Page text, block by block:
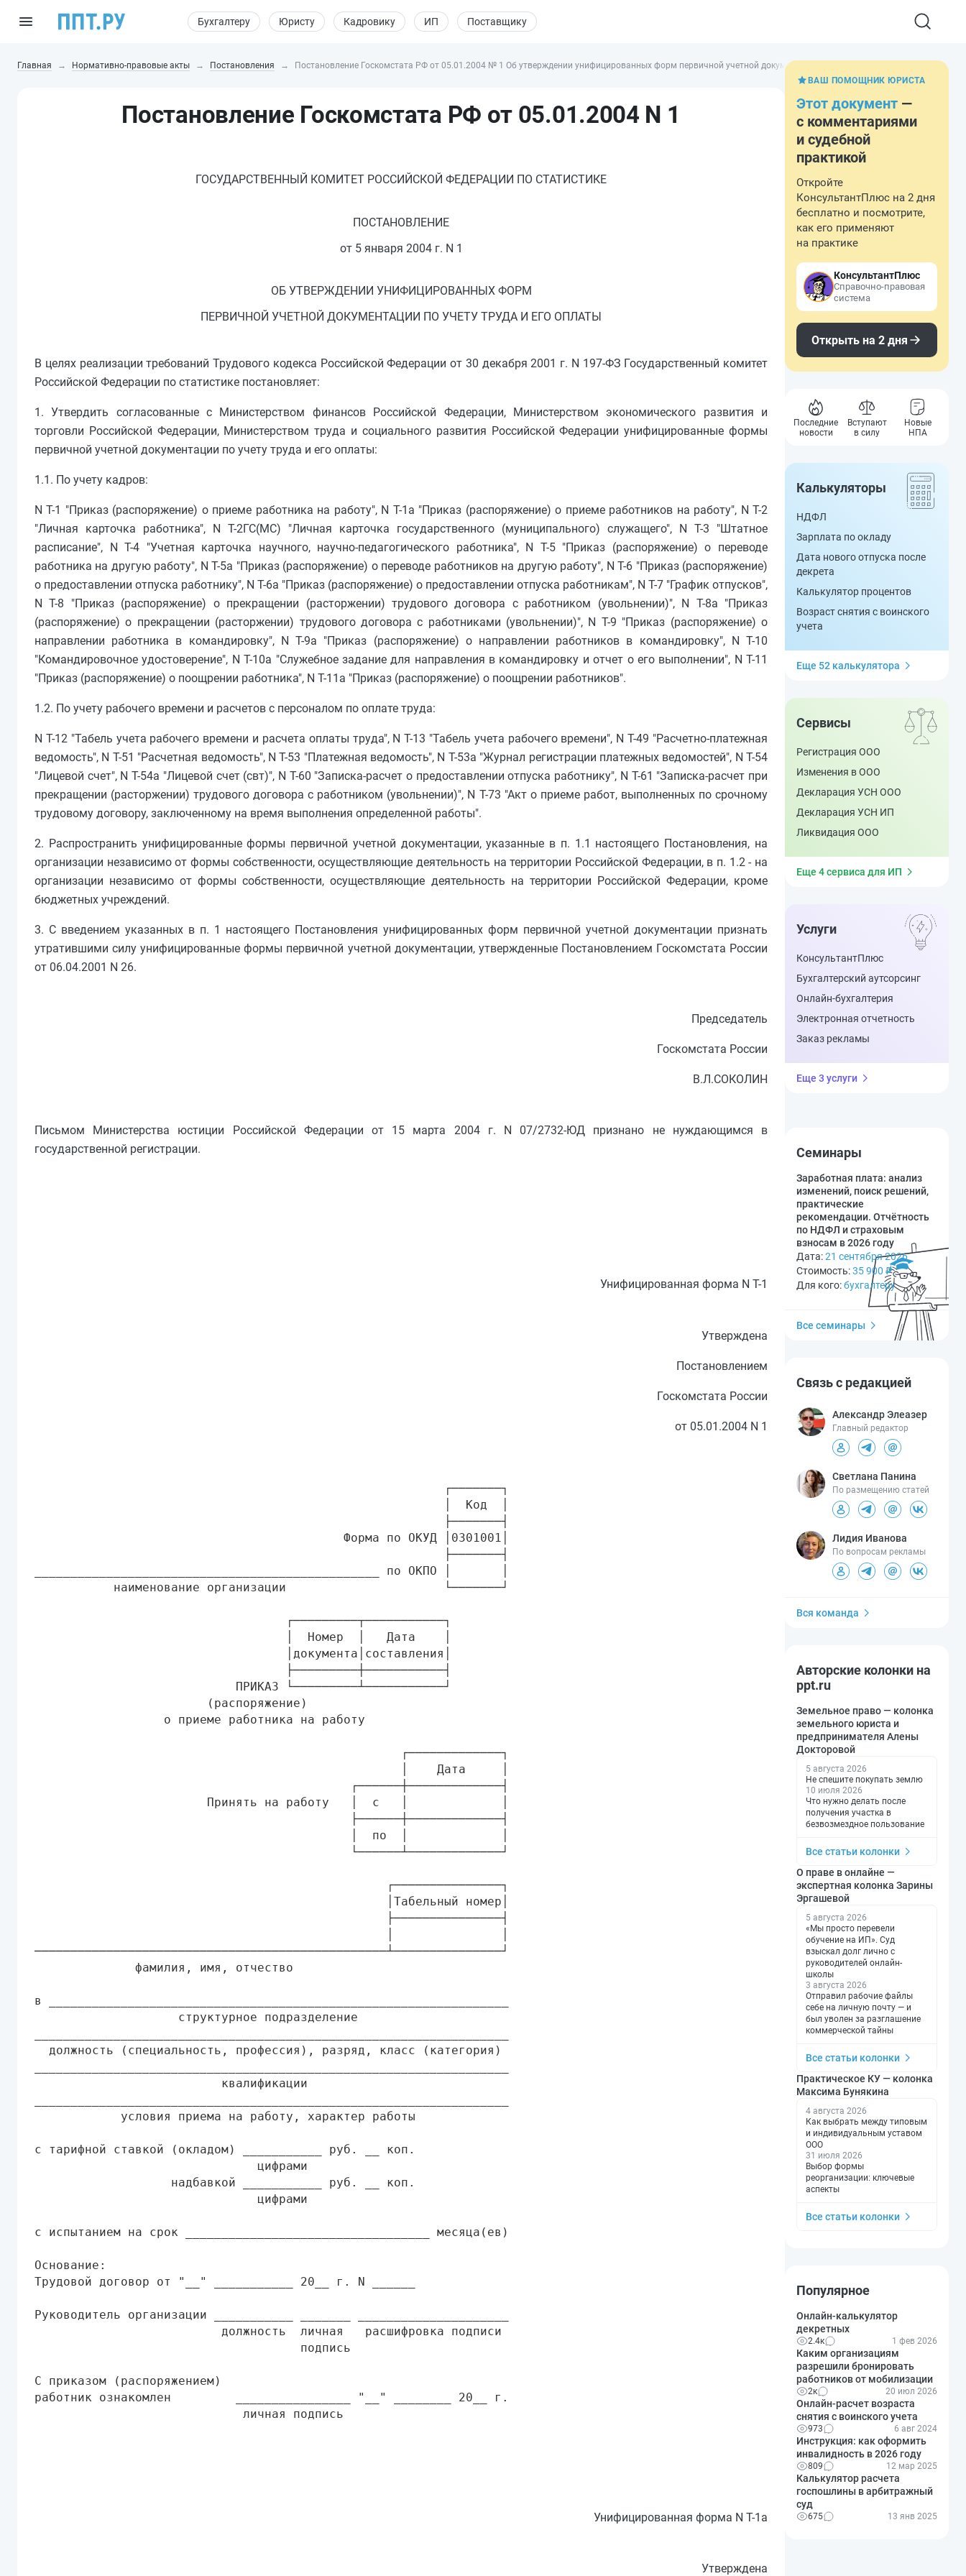
Бухгалтеру Юристу Кадровику ИП Поставщику
Главная Нормативно-правовые акты Постановления Постановление Госкомстата РФ от 05.01.2004 № 1 Об утверждении унифицированных форм первичной учетной документации по учету труда и его оплаты
Постановление Госкомстата РФ от 05.01.2004 N 1
ГОСУДАРСТВЕННЫЙ КОМИТЕТ РОССИЙСКОЙ ФЕДЕРАЦИИ ПО СТАТИСТИКЕ
ПОСТАНОВЛЕНИЕ
от 5 января 2004 г. N 1
ОБ УТВЕРЖДЕНИИ УНИФИЦИРОВАННЫХ ФОРМ
ПЕРВИЧНОЙ УЧЕТНОЙ ДОКУМЕНТАЦИИ ПО УЧЕТУ ТРУДА И ЕГО ОПЛАТЫ
В целях реализации требований Трудового кодекса Российской Федерации от 30 декабря 2001 г. N 197-ФЗ Государственный комитет
Российской Федерации по статистике постановляет:
1. Утвердить согласованные с Министерством финансов Российской Федерации, Министерством экономического развития и
торговли Российской Федерации, Министерством труда и социального развития Российской Федерации унифицированные формы
первичной учетной документации по учету труда и его оплаты:
1.1. По учету кадров:
N Т-1 "Приказ (распоряжение) о приеме работника на работу", N Т-1а "Приказ (распоряжение) о приеме работников на работу", N Т-2
"Личная карточка работника", N Т-2ГС(МС) "Личная карточка государственного (муниципального) служащего", N Т-3 "Штатное
расписание", N Т-4 "Учетная карточка научного, научно-педагогического работника", N Т-5 "Приказ (распоряжение) о переводе
работника на другую работу", N Т-5а "Приказ (распоряжение) о переводе работников на другую работу", N Т-6 "Приказ (распоряжение)
о предоставлении отпуска работнику", N Т-6а "Приказ (распоряжение) о предоставлении отпуска работникам", N Т-7 "График отпусков",
N Т-8 "Приказ (распоряжение) о прекращении (расторжении) трудового договора с работником (увольнении)", N Т-8а "Приказ
(распоряжение) о прекращении (расторжении) трудового договора с работниками (увольнении)", N Т-9 "Приказ (распоряжение) о
направлении работника в командировку", N Т-9а "Приказ (распоряжение) о направлении работников в командировку", N Т-10
"Командировочное удостоверение", N Т-10а "Служебное задание для направления в командировку и отчет о его выполнении", N Т-11
"Приказ (распоряжение) о поощрении работника", N Т-11а "Приказ (распоряжение) о поощрении работников".
1.2. По учету рабочего времени и расчетов с персоналом по оплате труда:
N Т-12 "Табель учета рабочего времени и расчета оплаты труда", N Т-13 "Табель учета рабочего времени", N Т-49 "Расчетно-платежная
ведомость", N Т-51 "Расчетная ведомость", N Т-53 "Платежная ведомость", N Т-53а "Журнал регистрации платежных ведомостей", N Т-54
"Лицевой счет", N Т-54а "Лицевой счет (свт)", N Т-60 "Записка-расчет о предоставлении отпуска работнику", N Т-61 "Записка-расчет при
прекращении (расторжении) трудового договора с работником (увольнении)", N Т-73 "Акт о приеме работ, выполненных по срочному
трудовому договору, заключенному на время выполнения определенной работы".
2. Распространить унифицированные формы первичной учетной документации, указанные в п. 1.1 настоящего Постановления, на
организации независимо от формы собственности, осуществляющие деятельность на территории Российской Федерации, в п. 1.2 - на
организации независимо от формы собственности, осуществляющие деятельность на территории Российской Федерации, кроме
бюджетных учреждений.
3. С введением указанных в п. 1 настоящего Постановления унифицированных форм первичной учетной документации признать
утратившими силу унифицированные формы первичной учетной документации, утвержденные Постановлением Госкомстата России
от 06.04.2001 N 26.
Председатель
Госкомстата России
В.Л.СОКОЛИН
Письмом Министерства юстиции Российской Федерации от 15 марта 2004 г. N 07/2732-ЮД признано не нуждающимся в
государственной регистрации.
Унифицированная форма N Т-1
Утверждена
Постановлением
Госкомстата России
от 05.01.2004 N 1
                                                         ┌───────┐
                                                         │  Код  │
                                                         ├───────┤
                                           Форма по ОКУД │0301001│
                                                         ├───────┤
________________________________________________ по ОКПО │       │
           наименование организации                      └───────┘
                                   ┌─────────┬───────────┐
                                   │  Номер  │   Дата    │
                                   │документа│составления│
                                   ├─────────┼───────────┤
                            ПРИКАЗ └─────────┴───────────┘
                        (распоряжение)
                  о приеме работника на работу
                                                   ┌─────────────┐
                                                   │    Дата     │
                                            ┌──────┼─────────────┤
                        Принять на работу   │  с   │             │
                                            ├──────┼─────────────┤
                                            │  по  │             │
                                            └──────┴─────────────┘
                                                 ┌───────────────┐
                                                 │Табельный номер│
                                                 ├───────────────┤
─────────────────────────────────────────────────┴───────────────┘
              фамилия, имя, отчество
в ________________________________________________________________
                    структурное подразделение
  должность (специальность, профессия), разряд, класс (категория)
                          квалификации
            условия приема на работу, характер работы
с тарифной ставкой (окладом) ___________ руб. __ коп.
                               цифрами
                   надбавкой ___________ руб. __ коп.
                               цифрами
с испытанием на срок __________________________________ месяца(ев)
Основание:
Трудовой договор от "__" ___________ 20__ г. N ______
Руководитель организации ___________ _______ _____________________
                          должность  личная   расшифровка подписи
                                     подпись
С приказом (распоряжением)
работник ознакомлен         ________________ "__" ________ 20__ г.
Унифицированная форма N Т-1а
Утверждена
ВАШ ПОМОЩНИК ЮРИСТА
Этот документ —
с комментариями
и судебной
практикой
Откройте
КонсультантПлюс на 2 дня
бесплатно и посмотрите,
как его применяют
на практике
КонсультантПлюс
Справочно-правовая
система
Открыть на 2 дня
Последние
новости
Вступают
в силу
Новые
НПА
Калькуляторы
НДФЛ
Зарплата по окладу
Дата нового отпуска после
декрета
Калькулятор процентов
Возраст снятия с воинского
учета
Еще 52 калькулятора
Сервисы
Регистрация ООО
Изменения в ООО
Декларация УСН ООО
Декларация УСН ИП
Ликвидация ООО
Еще 4 сервиса для ИП
Услуги
КонсультантПлюс
Бухгалтерский аутсорсинг
Онлайн-бухгалтерия
Электронная отчетность
Заказ рекламы
Еще 3 услуги
Семинары
Заработная плата: анализ
изменений, поиск решений,
практические
рекомендации. Отчётность
по НДФЛ и страховым
взносам в 2026 году
Дата:21 сентября 2026
Стоимость:35 900 ₽
Для кого:бухгалтеру
Все семинары
Связь с редакцией
Александр Элеазер
Главный редактор
Светлана Панина
По размещению статей
Лидия Иванова
По вопросам рекламы
Вся команда
Авторские колонки на
ppt.ru
Земельное право — колонка
земельного юриста и
предпринимателя Алены
Докторовой
5 августа 2026
Не спешите покупать землю
10 июля 2026
Что нужно делать после
получения участка в
безвозмездное пользование
Все статьи колонки
О праве в онлайне —
экспертная колонка Зарины
Эргашевой
5 августа 2026
«Мы просто перевели
обучение на ИП». Суд
взыскал долг лично с
руководителей онлайн-
школы
3 августа 2026
Отправил рабочие файлы
себе на личную почту — и
был уволен за разглашение
коммерческой тайны
Все статьи колонки
Практическое КУ — колонка
Максима Бунякина
4 августа 2026
Как выбрать между типовым
и индивидуальным уставом
ООО
31 июля 2026
Выбор формы
реорганизации: ключевые
аспекты
Все статьи колонки
Популярное
Онлайн-калькулятор
декретных
2.4к 1 фев 2026
Каким организациям
разрешили бронировать
работников от мобилизации
2к 20 июл 2026
Онлайн-расчет возраста
снятия с воинского учета
973 6 авг 2024
Инструкция: как оформить
инвалидность в 2026 году
809 12 мар 2025
Калькулятор расчета
госпошлины в арбитражный
суд
675 13 янв 2025